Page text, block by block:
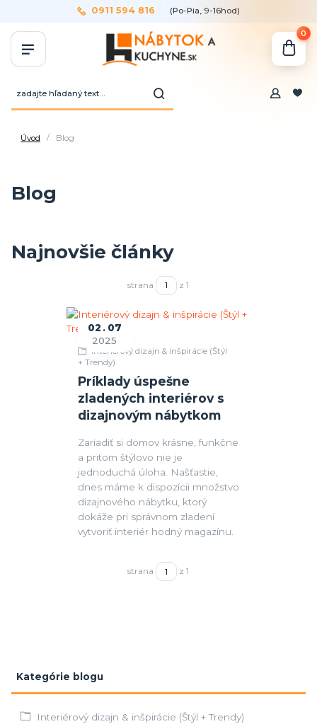
0911 594 816 (Po-Pia, 9-16hod)
0
Úvod Blog
Kategórie blogu
Interiérový dizajn & inšpirácie (Štýl + Trendy)
Blog
Najnovšie články
strana z 1
Príklady úspešne
zladených interiérov s
dizajnovým nábytkom
02
07
2025
Interiérový dizajn & inšpirácie (Štýl
+ Trendy)
Zariadiť si domov krásne, funkčne
a pritom štýlovo nie je
jednoduchá úloha. Našťastie,
dnes máme k dispozícii množstvo
dizajnového nábytku, ktorý
dokáže pri správnom zladení
vytvoriť interiér hodný magazínu.
strana z 1